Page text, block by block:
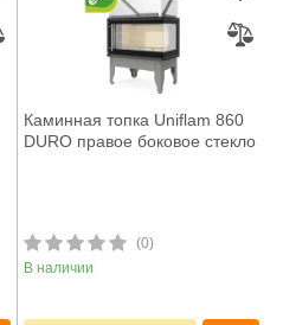
Каминная топка Uniflam 860
DURO правое боковое стекло
(0)
В наличии